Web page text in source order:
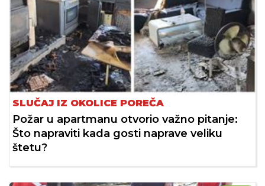
SLUČAJ IZ OKOLICE POREČA
Požar u apartmanu otvorio važno pitanje:
Što napraviti kada gosti naprave veliku
štetu?